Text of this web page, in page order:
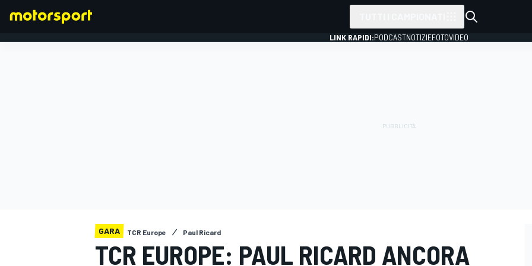
LINK RAPIDI:PODCASTNOTIZIEFOTOVIDEO
GARA TCR Europe Paul Ricard
TCR EUROPE: PAUL RICARD ANCORA